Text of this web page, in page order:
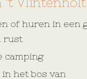
of huren in een
rust
camping
in het bos van